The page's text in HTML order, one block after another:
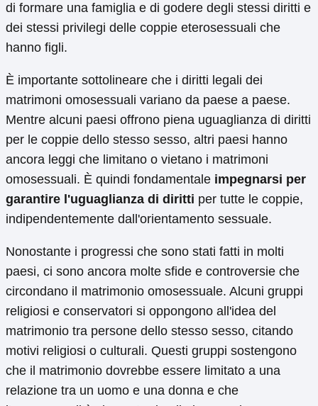
di formare una famiglia e di godere degli stessi diritti e
dei stessi privilegi delle coppie eterosessuali che
hanno figli.
È importante sottolineare che i diritti legali dei
matrimoni omosessuali variano da paese a paese.
Mentre alcuni paesi offrono piena uguaglianza di diritti
per le coppie dello stesso sesso, altri paesi hanno
ancora leggi che limitano o vietano i matrimoni
omosessuali. È quindi fondamentale impegnarsi per
garantire l'uguaglianza di diritti per tutte le coppie,
indipendentemente dall'orientamento sessuale.
Nonostante i progressi che sono stati fatti in molti
paesi, ci sono ancora molte sfide e controversie che
circondano il matrimonio omosessuale. Alcuni gruppi
religiosi e conservatori si oppongono all'idea del
matrimonio tra persone dello stesso sesso, citando
motivi religiosi o culturali. Questi gruppi sostengono
che il matrimonio dovrebbe essere limitato a una
relazione tra un uomo e una donna e che